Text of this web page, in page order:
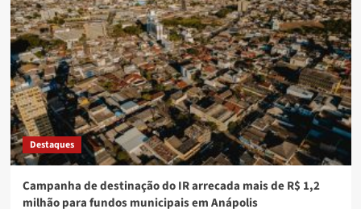
Destaques
Campanha de destinação do IR arrecada mais de R$ 1,2
milhão para fundos municipais em Anápolis